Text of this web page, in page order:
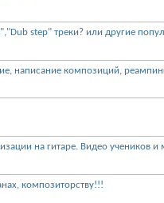
step" треки? или другие
написание композиций,
на гитаре. Видео учеников и
композиторству!!!